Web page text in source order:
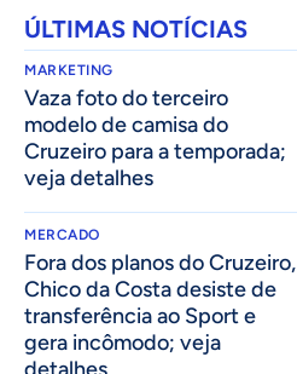
ÚLTIMAS NOTÍCIAS
MARKETING
Vaza foto do terceiro
modelo de camisa do
Cruzeiro para a temporada;
veja detalhes
MERCADO
Fora dos planos do Cruzeiro,
Chico da Costa desiste de
transferência ao Sport e
gera incômodo; veja